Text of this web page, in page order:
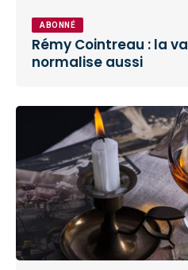
ABONNÉ
Rémy Cointreau : la
normalise aussi